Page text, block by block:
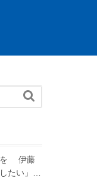

を 伊藤
たい」